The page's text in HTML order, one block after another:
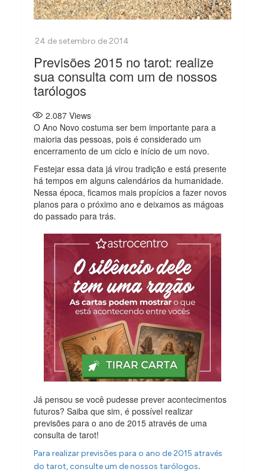
Previsões 2015 no tarot: realize
sua consulta com um de nossos
tarólogos
2.087 Views
O Ano Novo costuma ser bem importante para a
maioria das pessoas, pois é considerado um
encerramento de um ciclo e início de um novo.
Festejar essa data já virou tradição e está presente
há tempos em alguns calendários da humanidade.
Nessa época, ficamos mais propícios a fazer novos
planos para o próximo ano e deixamos as mágoas
do passado para trás.
Já pensou se você pudesse prever acontecimentos
futuros? Saiba que sim, é possível realizar
previsões para o ano de 2015 através de uma
consulta de tarot!
Para realizar previsões para o ano de 2015 através
do tarot, consulte um de nossos tarólogos.